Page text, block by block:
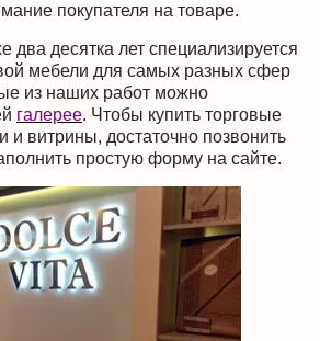
покупателя на товаре.
десятка лет специализируется
мебели для самых разных сфер
из наших работ можно
галерее. Чтобы купить торговые
и витрины, достаточно позвонить
простую форму на сайте.